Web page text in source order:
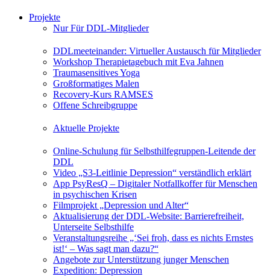
Projekte
Nur Für DDL-Mitglieder
DDLmeeteinander: Virtueller Austausch für Mitglieder
Workshop Therapietagebuch mit Eva Jahnen
Traumasensitives Yoga
Großformatiges Malen
Recovery-Kurs RAMSES
Offene Schreibgruppe
Aktuelle Projekte
Online-Schulung für Selbsthilfegruppen-Leitende der
DDL
Video „S3-Leitlinie Depression“ verständlich erklärt
App PsyResQ – Digitaler Notfallkoffer für Menschen
in psychischen Krisen
Filmprojekt „Depression und Alter“
Aktualisierung der DDL-Website: Barrierefreiheit,
Unterseite Selbsthilfe
Veranstaltungsreihe „‘Sei froh, dass es nichts Ernstes
ist!‘ – Was sagt man dazu?“
Angebote zur Unterstützung junger Menschen
Expedition: Depression